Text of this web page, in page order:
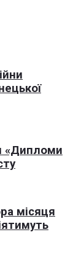
«Дипломи
місяця